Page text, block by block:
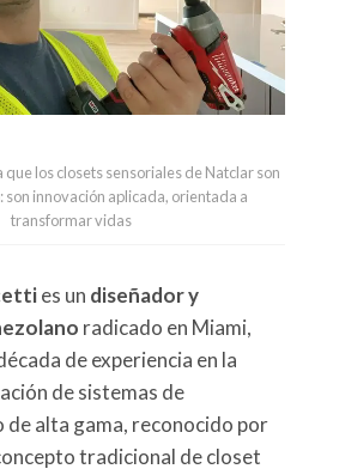
que los closets sensoriales de Natclar son
son innovación aplicada, orientada a
transformar vidas
es un diseñador y
radicado en Miami,
de experiencia en la
de sistemas de
de alta gama, reconocido por
tradicional de closet